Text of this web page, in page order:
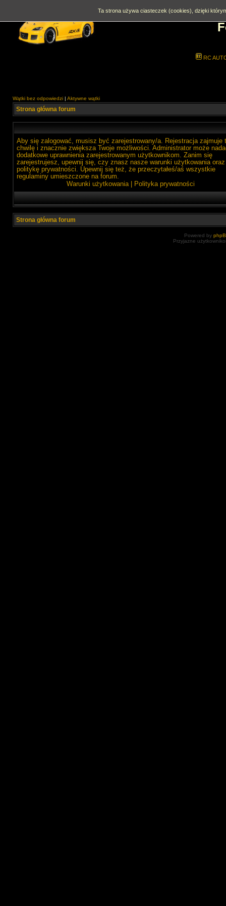
RC
Wątki bez odpowiedzi | Aktywne wątki
Strona główna forum
Aby się zalogować, musisz być zarejestrowany/a. Rejestracja zajmuje
chwilę i znacznie zwiększa Twoje możliwości. Administrator może
dodatkowe uprawnienia zarejestrowanym użytkownikom. Zanim się
zarejestrujesz, upewnij się, czy znasz nasze warunki użytkowania oraz
politykę prywatności. Upewnij się też, że przeczytałeś/aś wszystkie
regulaminy umieszczone na forum.
Warunki użytkowania| Polityka prywatności
Strona główna forum
Powered by
Przyjazne
Ta strona używa ciasteczek (cookies), dzięki